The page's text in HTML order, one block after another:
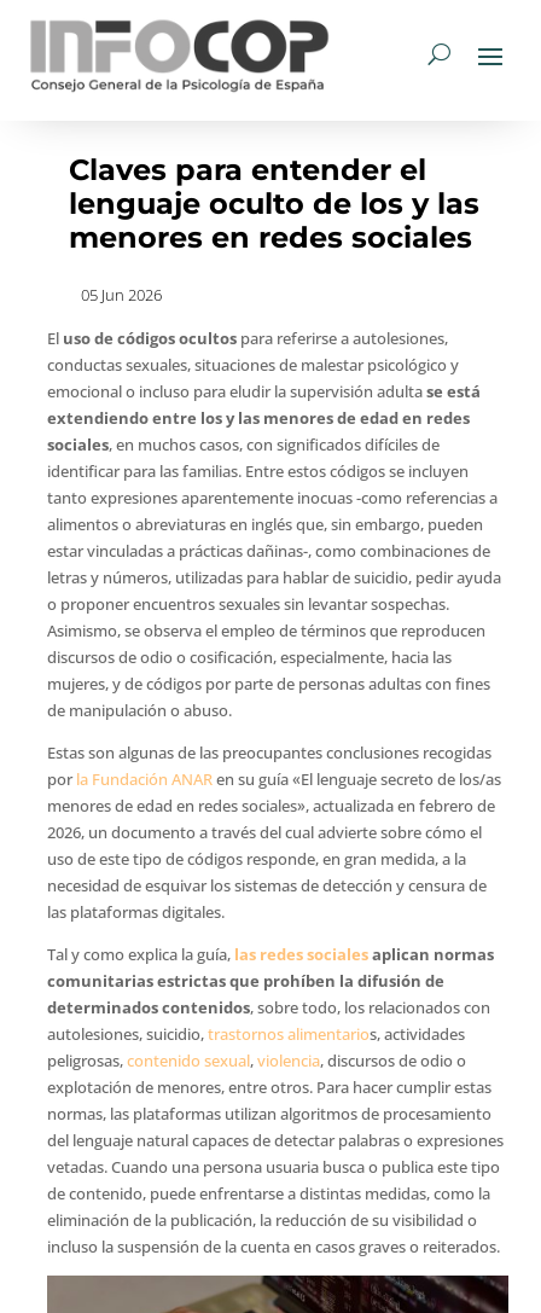
Claves para entender el
lenguaje oculto de los y las
menores en redes sociales
05 Jun 2026
El uso de códigos ocultos para referirse a autolesiones,
conductas sexuales, situaciones de malestar psicológico y
emocional o incluso para eludir la supervisión adultase está
extendiendo entre los y las menores de edad en redes
sociales, en muchos casos, con significados difíciles de
identificar para las familias. Entre estos códigos se incluyen
tanto expresiones aparentemente inocuas -como referencias a
alimentos o abreviaturas en inglés que, sin embargo, pueden
estar vinculadas a prácticas dañinas-, como combinaciones de
letras y números, utilizadas para hablar de suicidio, pedir ayuda
o proponer encuentros sexuales sin levantar sospechas.
Asimismo, se observa el empleo de términos que reproducen
discursos de odio o cosificación, especialmente, hacia las
mujeres, y de códigos por parte de personas adultas con fines
de manipulación o abuso.
Estas son algunas de las preocupantes conclusiones recogidas
porla Fundación ANARen su guía «El lenguaje secreto de los/as
menores de edad en redes sociales», actualizada en febrero de
2026, un documento a través del cual advierte sobre cómo el
uso de este tipo de códigos responde, en gran medida, a la
necesidad de esquivar los sistemas de detección y censura de
las plataformas digitales.
Tal y como explica la guía, las redes socialesaplican normas
comunitarias estrictas que prohíben la difusión de
determinados contenidos, sobre todo, los relacionados con
autolesiones, suicidio,trastornos alimentarios, actividades
peligrosas,contenido sexual,violencia, discursos de odio o
explotación de menores, entre otros. Para hacer cumplir estas
normas, las plataformas utilizan algoritmos de procesamiento
del lenguaje natural capaces de detectar palabras o expresiones
vetadas. Cuando una persona usuaria busca o publica este tipo
de contenido, puede enfrentarse a distintas medidas, como la
eliminación de la publicación, la reducción de su visibilidad o
incluso la suspensión de la cuenta en casos graves o reiterados.